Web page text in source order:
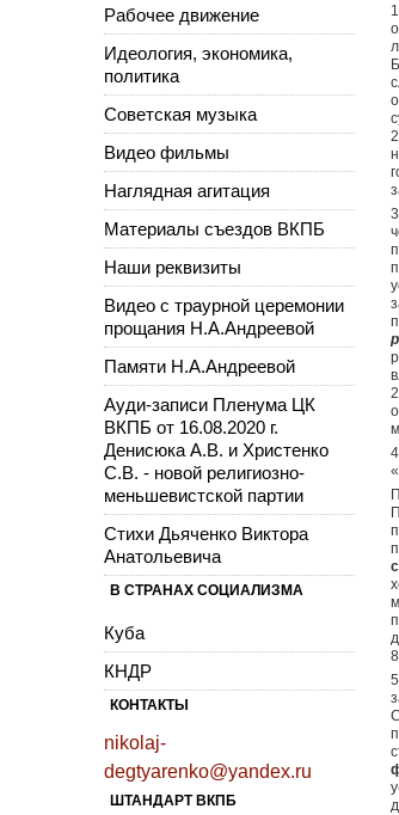
Рабочее движение
Идеология, экономика,
политика
Советская музыка
Видео фильмы
Наглядная агитация
Материалы съездов ВКПБ
Наши реквизиты
Видео с траурной церемонии
прощания Н.А.Андреевой
Памяти Н.А.Андреевой
Ауди-записи Пленума ЦК
ВКПБ от 16.08.2020 г.
Денисюка А.В. и Христенко
С.В. - новой религиозно-
меньшевистской партии
Стихи Дьяченко Виктора
Анатольевича
В СТРАНАХ СОЦИАЛИЗМА
Куба
КНДР
КОНТАКТЫ
nikolaj-
degtyarenko@yandex.ru
ШТАНДАРТ ВКПБ